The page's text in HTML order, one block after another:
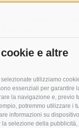
e altre
selezionate utilizziamo
essenziali per garantire
la navigazione e, previo
potremmo utilizzare i
informazioni su
selezione della
Le denunce:
2026
anas
punta campanella